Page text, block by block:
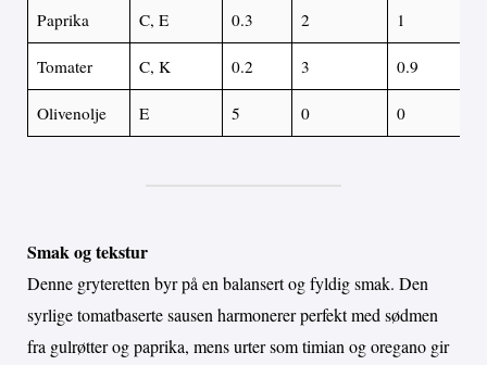
Paprika C, E 0.3 2 1
Tomater C, K 0.2 3 0.9
Olivenolje E 5 0 0
Smak og tekstur
Denne gryteretten byr på en balansert og fyldig smak. Den
syrlige tomatbaserte sausen harmonerer perfekt med sødmen
fra gulrøtter og paprika, mens urter som timian og oregano gir